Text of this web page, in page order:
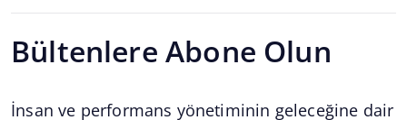
Bültenlere Abone Olun
İnsan ve performans yönetiminin geleceğine dair